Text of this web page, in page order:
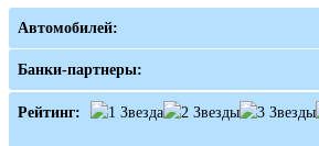
Автомобилей:
Банки-партнеры:
Рейтинг: